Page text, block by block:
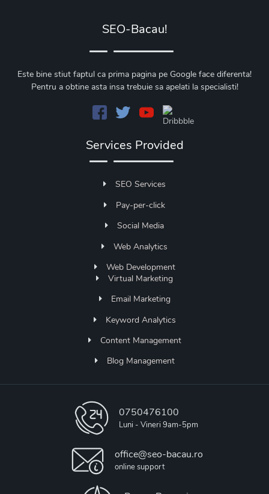
SEO-Bacau!
Este bine stiut faptul ca prima pagina pe Google face diferenta!
Pentru a obtine asta insa trebuie sa apelati la specialisti!
Services Provided
SEO Services
Pay-per-click
Social Media
Web Analytics
Web Development
Virtual Marketing
Email Marketing
Keyword Analytics
Content Management
Blog Management
0750476100
Luni - Vineri 9am-5pm
office@seo-bacau.ro
online support